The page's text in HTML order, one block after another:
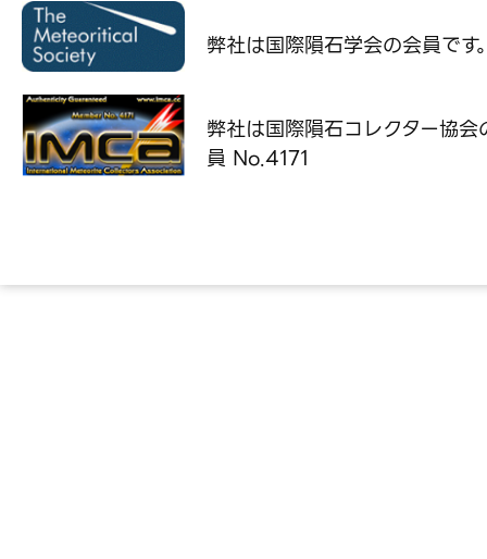
弊社は国際隕石学会の会員です
弊社は国際隕石コレクター協会
員 No.4171